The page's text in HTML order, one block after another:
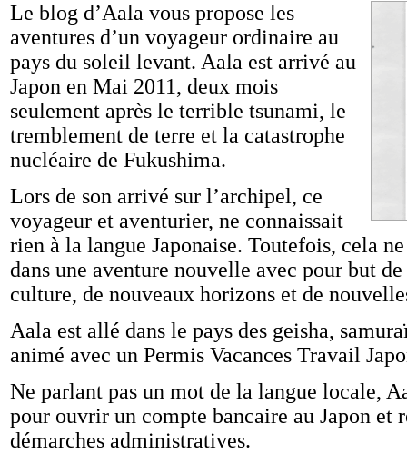
Le blog d’Aala vous propose les
aventures d’un voyageur ordinaire au
pays du soleil levant. Aala est arrivé au
Japon en Mai 2011, deux mois
seulement après le terrible tsunami, le
tremblement de terre et la catastrophe
nucléaire de Fukushima.
Lors de son arrivé sur l’archipel, ce
voyageur et aventurier, ne connaissait
rien à la langue Japonaise. Toutefois, cela
dans une aventure nouvelle avec pour but
culture, de nouveaux horizons et de
Aala est allé dans le pays des geisha,
animé avec un Permis Vacances Travail
Ne parlant pas un mot de la langue locale,
pour ouvrir un compte bancaire au Japon et
démarches administratives.